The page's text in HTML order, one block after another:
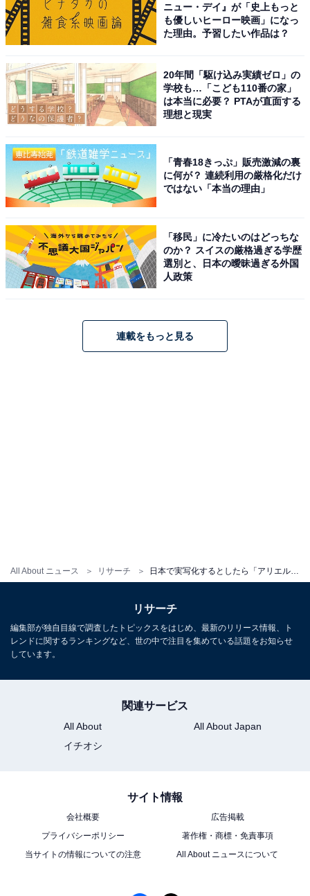
All About ニュース リサーチ 日本で実写化するとしたら「アリエル」を演じてほしい俳優ランキング！ 「広瀬すず」を抑えたのは？
ニュー・デイ』が「史上もっと
も優しいヒーロー映画」になっ
た理由。予習したい作品は？
20年間「駆け込み実績ゼロ」の
学校も…「こども110番の家」
は本当に必要？ PTAが直面する
理想と現実
「青春18きっぷ」販売激減の裏
に何が？ 連続利用の厳格化だけ
ではない「本当の理由」
「移民」に冷たいのはどっちな
のか？ スイスの厳格過ぎる学歴
選別と、日本の曖昧過ぎる外国
人政策
連載をもっと見る
リサーチ
編集部が独自目線で調査したトピックスをはじめ、最新のリリース情報、ト
レンドに関するランキングなど、世の中で注目を集めている話題をお知らせ
しています。
関連サービス
All About
All About Japan
イチオシ
サイト情報
会社概要
広告掲載
プライバシーポリシー
著作権・商標・免責事項
当サイトの情報についての注意
All About ニュースについて